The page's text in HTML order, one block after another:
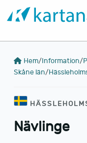
Hem/Information/
Skåne län/
Nävlinge